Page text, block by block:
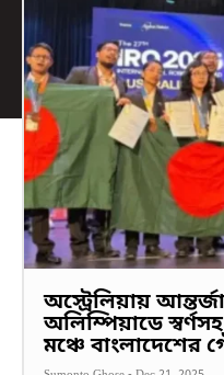
অস্ট্রেলিয়ায়
অলিম্পিয়াডে
মঞ্চে